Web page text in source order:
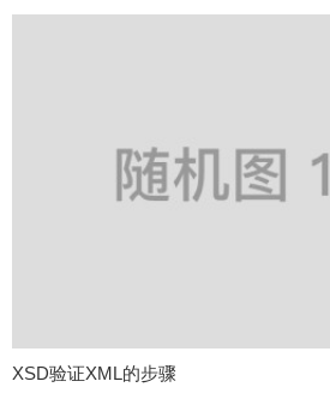
XSD验证XML的步骤